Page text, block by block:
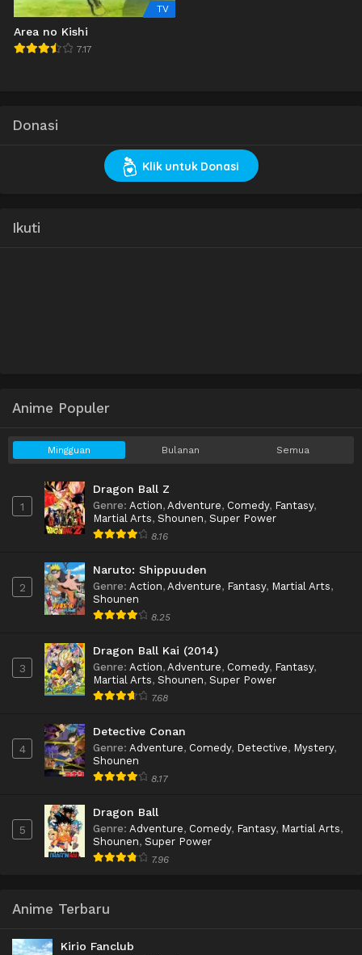
TV
Area no Kishi
7.17
Donasi
Klik untuk Donasi
Ikuti
Anime Populer
Mingguan Bulanan Semua
1
Dragon Ball Z
Genre: Action, Adventure, Comedy, Fantasy,
Martial Arts, Shounen, Super Power
8.16
2
Naruto: Shippuuden
Genre: Action, Adventure, Fantasy, Martial Arts,
Shounen
8.25
3
Dragon Ball Kai (2014)
Genre: Action, Adventure, Comedy, Fantasy,
Martial Arts, Shounen, Super Power
7.68
4
Detective Conan
Genre: Adventure, Comedy, Detective, Mystery,
Shounen
8.17
5
Dragon Ball
Genre: Adventure, Comedy, Fantasy, Martial Arts,
Shounen, Super Power
7.96
Anime Terbaru
Kirio Fanclub